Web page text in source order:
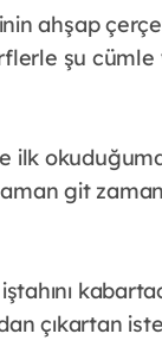
ahşap
şu cümle
ilk
git
çıkartan